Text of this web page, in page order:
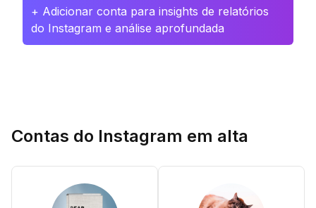
+ Adicionar conta para insights de relatórios
do Instagram e análise aprofundada
Contas do Instagram em alta